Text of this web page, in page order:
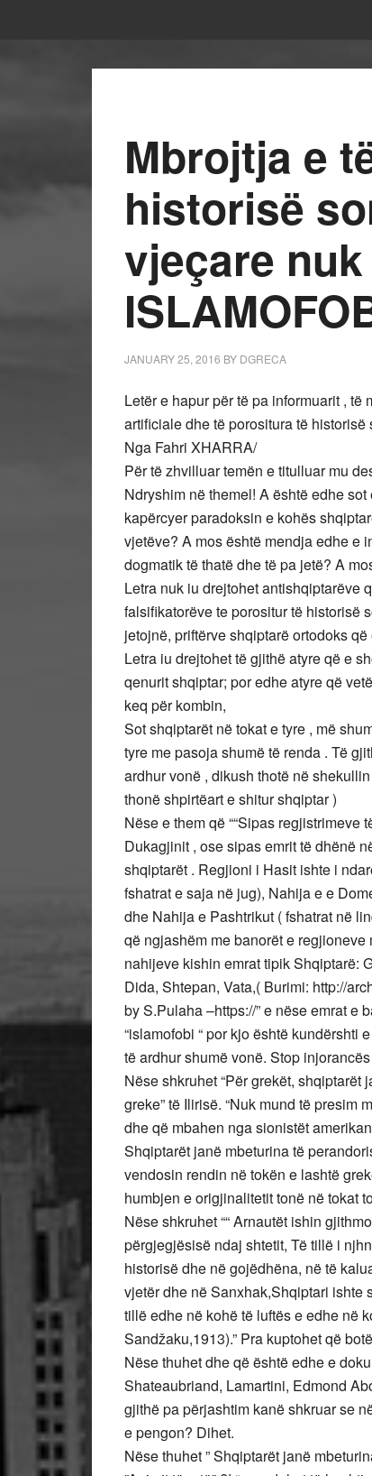
Mbrojtja e
historisë
vjeçare
JANUARY 25, 2016 BY DGRECA
Letër e hapur për të pa informuarit ,
artificiale dhe të porositura të historisë
Nga Fahri XHARRA/
Për të zhvilluar temën e titulluar mu
Ndryshim në themel! A është edhe
kapërcyer paradoksin e kohës
vjetëve? A mos është mendja edhe e
dogmatik të thatë dhe të pa jetë? A
Letra nuk iu drejtohet antishqiptarëve
falsifikatorëve te porositur të historisë
jetojnë, priftërve shqiptarë ortodoks
Letra iu drejtohet të gjithë atyre që e
qenurit shqiptar; por edhe atyre që
keq për kombin,
Sot shqiptarët në tokat e tyre , më
tyre me pasoja shumë të renda . Të
ardhur vonë , dikush thotë në
thonë shpirtëart e shitur shqiptar )
Nëse e them që ““Sipas
Dukagjinit , ose sipas emrit të dhënë
shqiptarët . Regjioni i Hasit ishte i
fshatrat e saja në jug), Nahija e e
dhe Nahija e Pashtrikut ( fshatrat në
që ngjashëm me banorët e
nahijeve kishin emrat tipik Shqiptarë:
Dida, Shtepan, Vata,( Burimi: http://
by S.Pulaha –https://” e nëse emrat e
“islamofobi “ por kjo është kundërshti
të ardhur shumë vonë. Stop
Nëse shkruhet “Për grekët,
greke” të Ilirisë. “Nuk mund të presim
dhe që mbahen nga sionistët
Shqiptarët janë mbeturina të
vendosin rendin në tokën e lashtë
humbjen e origjinalitetit tonë në tokat
Nëse shkruhet ““ Arnautët ishin
përgjegjësisë ndaj shtetit, Të tillë i
historisë dhe në gojëdhëna, në të
vjetër dhe në Sanxhak,Shqiptari ishte
tillë edhe në kohë të luftës e edhe në
Sandžaku,1913).” Pra kuptohet që
Nëse thuhet dhe që është edhe e
Shateaubriand, Lamartini, Edmond
gjithë pa përjashtim kanë shkruar se
e pengon? Dihet.
Nëse thuhet ” Shqiptarët janë